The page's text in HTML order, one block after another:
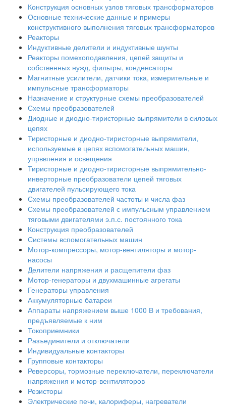
Конструкция основных узлов тяговых трансформаторов
Основные технические данные и примеры
конструктивного выполнения тяговых трансформаторов
Реакторы
Индуктивные делители и индуктивные шунты
Реакторы помехоподавления, цепей защиты и
собственных нужд, фильтры, конденсаторы
Магнитные усилители, датчики тока, измерительные и
импульсные трансформаторы
Назначение и структурные схемы преобразователей
Схемы преобразователей
Диодные и диодно-тиристорные выпрямители в силовых
цепях
Тиристорные и диодно-тиристорные выпрямители,
используемые в цепях вспомогательных машин,
упрввпения и освещения
Тиристорные и диодно-тиристорные выпрямительно-
инверторные преобразователи цепей тяговых
двигателей пульсирующего тока
Схемы преобразователей частоты и числа фаз
Схемы преобразователей с импульсным управлением
тяговыми двигателями э.п.с. постоянного тока
Конструкция преобразователей
Системы вспомогательных машин
Мотор-компрессоры, мотор-вентиляторы и мотор-
насосы
Делители напряжения и расщепители фаз
Мотор-генераторы и двухмашинные агрегаты
Генераторы управления
Аккумуляторные батареи
Аппараты напряжением выше 1000 В и требования,
предъявляемые к ним
Токоприемники
Разъединители и отключатели
Индивидуальные контакторы
Групповые контакторы
Реверсоры, тормозные переключатели, переключатели
напряжения и мотор-вентиляторов
Резисторы
Электрические печи, калориферы, нагреватели